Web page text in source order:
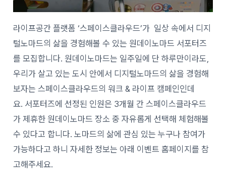
라이프공간 플랫폼 ‘스페이스클라우드’가 일상 속에서 디지
털노마드의 삶을 경험해볼 수 있는 원데이노마드 서포터즈
를 모집합니다. 원데이노마드는 일주일에 단 하루만이라도,
우리가 살고 있는 도시 안에서 디지털노마드의 삶을 경험해
보자는 스페이스클라우드의 워크 & 라이프 캠페인인데
요. 서포터즈에 선정된 인원은 3개월 간 스페이스클라우드
가 제휴한 원데이노마드 장소 중 자유롭게 선택해 체험해볼
수 있다고 합니다. 노마드의 삶에 관심 있는 누구나 참여가
가능하다고 하니 자세한 정보는 아래 이벤트 홈페이지를 참
고해주세요.